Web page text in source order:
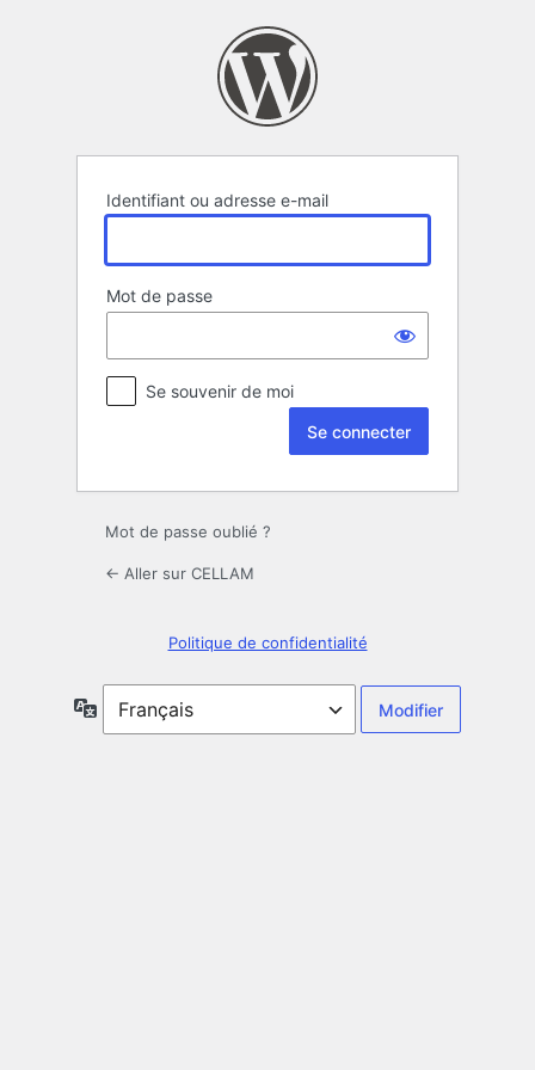
Identifiant ou adresse e-mail
Mot de passe
Se souvenir de moi
Mot de passe oublié ?
← Aller sur CELLAM
Politique de confidentialité
Langue